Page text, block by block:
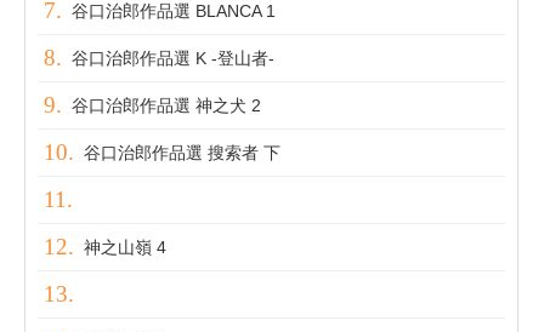
谷口治郎作品選 BLANCA 1
谷口治郎作品選 K -登山者-
谷口治郎作品選 神之犬 2
谷口治郎作品選 搜索者 下
神之山嶺 4